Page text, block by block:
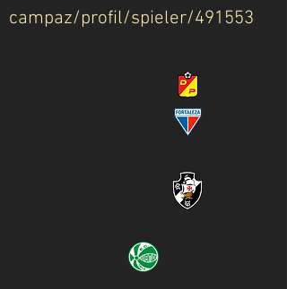
campaz/profil/spieler/491553